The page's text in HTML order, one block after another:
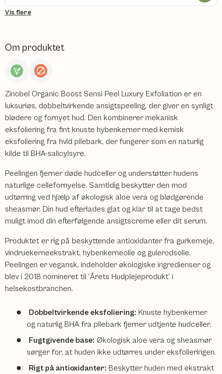
Vis flere
Om produktet
Zinobel Organic Boost Sensi Peel Luxury Exfoliation er en
luksuriøs, dobbeltvirkende ansigtspeeling, der giver en synligt
blødere og fornyet hud. Den kombinerer mekanisk
eksfoliering fra fint knuste hybenkerner med kemisk
eksfoliering fra hvid pilebark, der fungerer som en naturlig
kilde til BHA-salicylsyre.
Peelingen fjerner døde hudceller og understøtter hudens
naturlige cellefornyelse. Samtidig beskytter den mod
udtørring ved hjælp af økologisk aloe vera og blødgørende
sheasmør. Din hud efterlades glat og klar til at tage bedst
muligt imod din efterfølgende ansigtscreme eller dit serum.
Produktet er rig på beskyttende antioxidanter fra gurkemeje,
vindruekerneekstrakt, hybenkerneolie og gulerodsolie.
Peelingen er vegansk, indeholder økologiske ingredienser og
blev i 2018 nomineret til 'Årets Hudplejeprodukt' i
helsekostbranchen.
Dobbeltvirkende eksfoliering: Knuste hybenkerner
og naturlig BHA fra pilebark fjerner udtjente hudceller.
Fugtgivende base: Økologisk aloe vera og sheasmør
sørger for, at huden ikke udtørres under eksfolieringen.
Rigt på antioxidanter: Beskytter huden med ekstrakt